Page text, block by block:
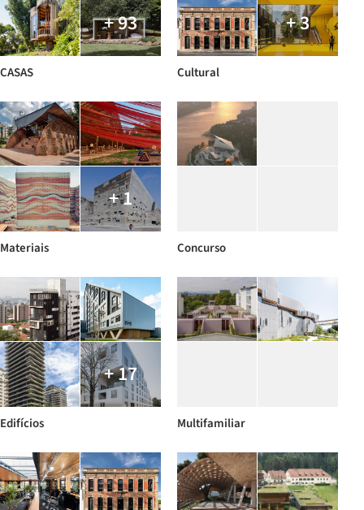
+ 93
CASAS
+ 3
Cultural
+ 1
Materiais Concurso
+ 17
Edifícios Multifamiliar